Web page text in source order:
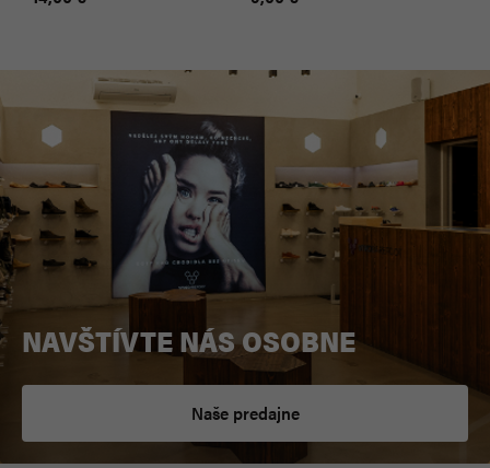
NAVŠTÍVTE NÁS OSOBNE
Naše predajne